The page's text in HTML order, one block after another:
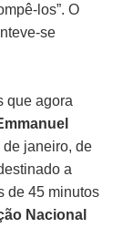
los”. O
se
que agora
janeiro, de
a
de 45 minutos
Nacional